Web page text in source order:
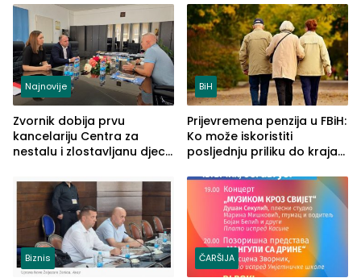
vidljive na njima
ljeta (FOTO)
Najnovije
Zvornik dobija prvu
kancelariju Centra za
nestalu i zlostavljanu djecu
BiH
Prijevremena penzija u FBiH:
Ko može iskoristiti
posljednju priliku do kraja
Biznis ČARŠIJA